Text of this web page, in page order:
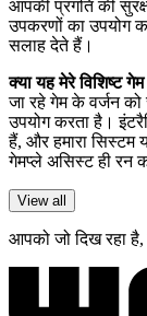
आपकी प्रगति की
उपकरणों का उपयोग
सलाह देते हैं।
क्या यह मेरे विशिष्ट
जा रहे गेम के वर्जन
उपयोग करता है।
हैं, और हमारा
गेमप्ले असिस्ट ही रन
View all
आपको जो दिख रहा